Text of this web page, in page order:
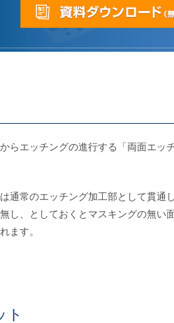
らエッチングの進行する「両面エッ
通常のエッチング加工部として貫通
し、としておくとマスキングの無い
ます。
ト